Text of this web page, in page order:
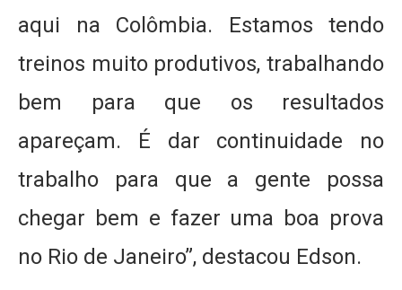
aqui na Colômbia. Estamos tendo
treinos muito produtivos, trabalhando
bem para que os resultados
apareçam. É dar continuidade no
trabalho para que a gente possa
chegar bem e fazer uma boa prova
no Rio de Janeiro”, destacou Edson.